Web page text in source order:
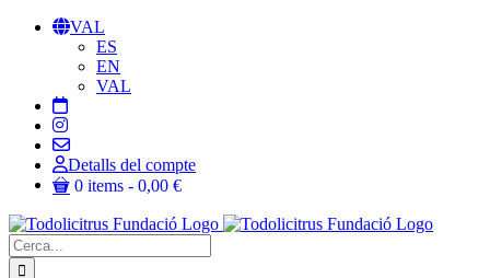
Skip
VAL
ES
EN
VAL
Detalls del compte
0 items
0,00 €
Cerca: